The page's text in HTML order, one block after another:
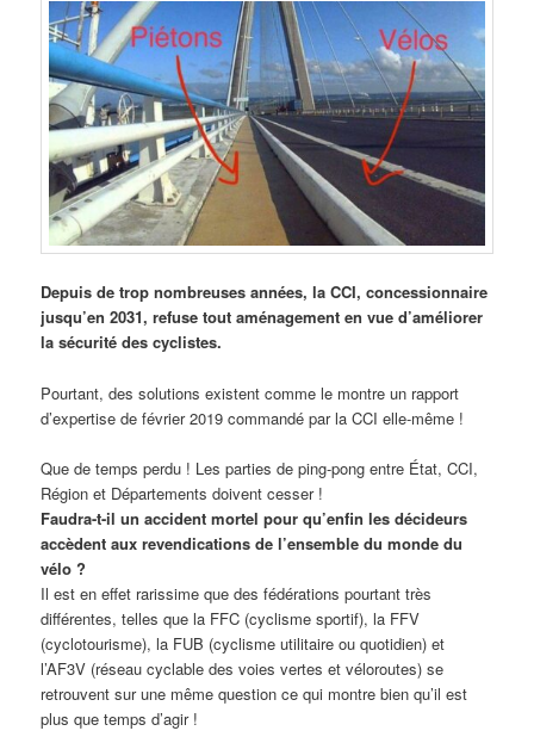
Depuis de trop nombreuses années, la CCI, concessionnaire
jusqu’en 2031, refuse tout aménagement en vue d’améliorer
la sécurité des cyclistes.
Pourtant, des solutions existent comme le montre un rapport
d’expertise de février 2019 commandé par la CCI elle-même !
Que de temps perdu ! Les parties de ping-pong entre État, CCI,
Région et Départements doivent cesser !
Faudra-t-il un accident mortel pour qu’enfin les décideurs
accèdent aux revendications de l’ensemble du monde du
vélo ?
Il est en effet rarissime que des fédérations pourtant très
différentes, telles que la FFC (cyclisme sportif), la FFV
(cyclotourisme), la FUB (cyclisme utilitaire ou quotidien) et
l’AF3V (réseau cyclable des voies vertes et véloroutes) se
retrouvent sur une même question ce qui montre bien qu’il est
plus que temps d’agir !